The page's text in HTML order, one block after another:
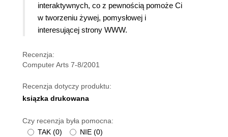
interaktywnych, co z pewnością pomoże Ci
w tworzeniu żywej, pomysłowej i
interesującej strony WWW.
Recenzja:
Computer Arts 7-8/2001
Recenzja dotyczy produktu:
ksiązka drukowana
Czy recenzja była pomocna:
TAK (0) NIE (0)